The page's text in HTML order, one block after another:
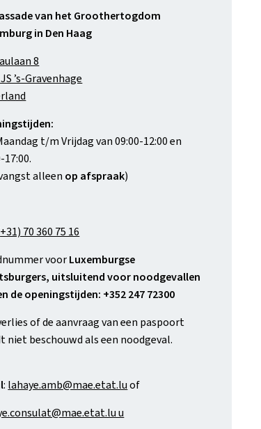
van het Groothertogdom
in Den Haag
8
’s-Gravenhage
t/m Vrijdag van 09:00-12:00 en
17:00.
alleen op afspraak)
70 360 75 16
voorLuxemburgse
uitsluitend voor noodgevallen
de openingstijden: +352 247 72300
of de aanvraag van een paspoort
niet beschouwd als een noodgeval.
: lahaye.amb@mae.etat.luof
u